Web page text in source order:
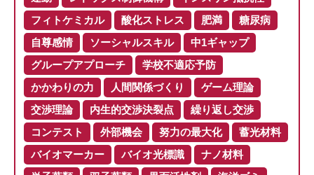
フィトケミカル
酸化ストレス 肥満
糖尿病
自尊感情
ソーシャルスキル
中1ギャップ
グループアプローチ
学校不適応予防
かかわりの力
人間関係づくり
ゲーム理論
交渉理論
内生的交渉決裂点
繰り返し交渉
コンテスト
外部機会 努力の最大化
蓄光材料
バイオマーカー
バイオ光標識
ナノ材料